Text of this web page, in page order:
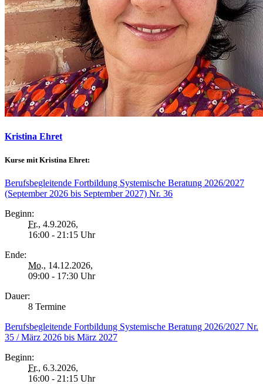
Kristina Ehret
Kurse mit Kristina Ehret:
Berufsbegleitende Fortbildung Systemische Beratung 2026/2027
(September 2026 bis September 2027) Nr. 36
Beginn:
Fr., 4.9.2026,
16:00 - 21:15 Uhr
Ende:
Mo., 14.12.2026,
09:00 - 17:30 Uhr
Dauer:
8 Termine
Berufsbegleitende Fortbildung Systemische Beratung 2026/2027 Nr.
35 / März 2026 bis März 2027
Beginn:
Fr., 6.3.2026,
16:00 - 21:15 Uhr